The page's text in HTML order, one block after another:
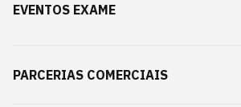
EVENTOS EXAME
PARCERIAS COMERCIAIS